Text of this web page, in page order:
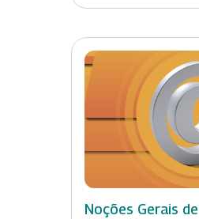
Noções Gerais